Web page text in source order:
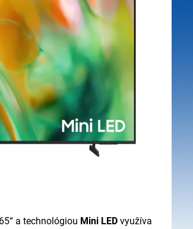
a technológiou Mini LEDvyužíva